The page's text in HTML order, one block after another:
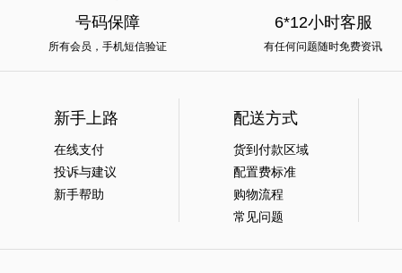
号码保障
所有会员，手机短信验证
6*12小时客服
有任何问题随时免费资讯
新手上路
在线支付
投诉与建议
新手帮助
配送方式
货到付款区域
配置费标准
购物流程
常见问题